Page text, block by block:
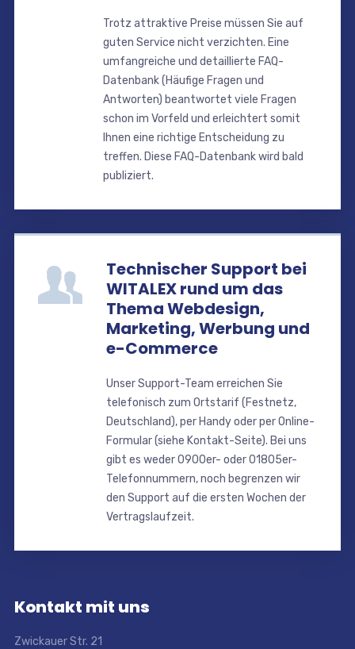
Trotz attraktive Preise müssen Sie auf
guten Service nicht verzichten. Eine
umfangreiche und detaillierte FAQ-
Datenbank (Häufige Fragen und
Antworten) beantwortet viele Fragen
schon im Vorfeld und erleichtert somit
Ihnen eine richtige Entscheidung zu
treffen. Diese FAQ-Datenbank wird bald
publiziert.
Technischer Support bei
WITALEX rund um das
Thema Webdesign,
Marketing, Werbung und
e-Commerce
Unser Support-Team erreichen Sie
telefonisch zum Ortstarif (Festnetz,
Deutschland), per Handy oder per Online-
Formular (siehe Kontakt-Seite). Bei uns
gibt es weder 0900er- oder 01805er-
Telefonnummern, noch begrenzen wir
den Support auf die ersten Wochen der
Vertragslaufzeit.
Kontakt mit uns
Zwickauer Str. 21